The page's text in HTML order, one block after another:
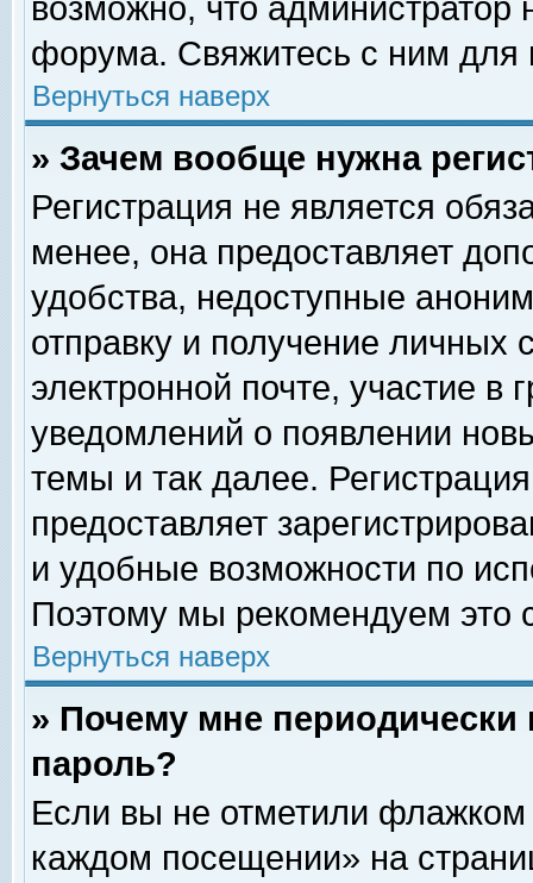
возможно, что
форума. Свяжитесь с ним для
Вернуться наверх
» Зачем вообще нужна
Регистрация не является
менее, она предоставляет
удобства, недоступные
отправку и получение личных
электронной почте, участие в
уведомлений о появлении
темы и так далее.
предоставляет
и удобные возможности по
Поэтому мы рекомендуем это
Вернуться наверх
» Почему мне
пароль?
Если вы не отметили флажком
каждом посещении» на